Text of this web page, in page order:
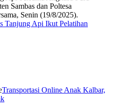
Tanjung Api Ikut Pelatihan
Transportasi Online Anak Kalbar,